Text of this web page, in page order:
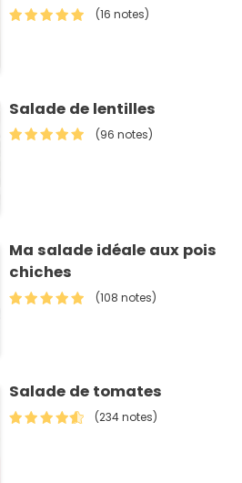
(16 notes)
Salade de lentilles
(96 notes)
Ma salade idéale aux pois
chiches
(108 notes)
Salade de tomates
(234 notes)